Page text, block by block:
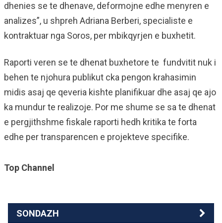
dhenies se te dhenave, deformojne edhe menyren e
analizes”, u shpreh Adriana Berberi, specialiste e
kontraktuar nga Soros, per mbikqyrjen e buxhetit.
Raporti veren se te dhenat buxhetore te fundvitit nuk i
behen te njohura publikut cka pengon krahasimin
midis asaj qe qeveria kishte planifikuar dhe asaj qe ajo
ka mundur te realizoje. Por me shume se sa te dhenat
e pergjithshme fiskale raporti hedh kritika te forta
edhe per transparencen e projekteve specifike.
Top Channel
SONDAZH